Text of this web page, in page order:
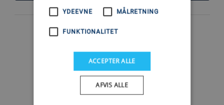
1
YDEEVNE MÅLRETNING
FUNKTIONALITET
ACCEPTER ALLE
AFVIS ALLE